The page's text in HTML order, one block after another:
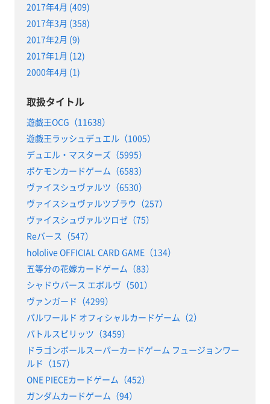
2017年4月 (409)
2017年3月 (358)
2017年2月 (9)
2017年1月 (12)
2000年4月 (1)
取扱タイトル
遊戯王OCG（11638）
遊戯王ラッシュデュエル（1005）
デュエル・マスターズ（5995）
ポケモンカードゲーム（6583）
ヴァイスシュヴァルツ（6530）
ヴァイスシュヴァルツブラウ（257）
ヴァイスシュヴァルツロゼ（75）
Reバース（547）
hololive OFFICIAL CARD GAME（134）
五等分の花嫁カードゲーム（83）
シャドウバース エボルヴ（501）
ヴァンガード（4299）
パルワールド オフィシャルカードゲーム（2）
バトルスピリッツ（3459）
ドラゴンボールスーパーカードゲーム フュージョンワー
ルド（157）
ONE PIECEカードゲーム（452）
ガンダムカードゲーム（94）